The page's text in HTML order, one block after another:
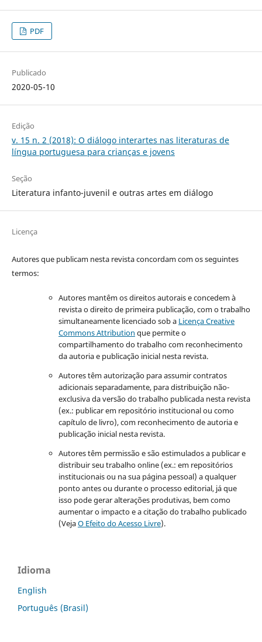
PDF
Publicado
2020-05-10
Edição
v. 15 n. 2 (2018): O diálogo interartes nas literaturas de
língua portuguesa para crianças e jovens
Seção
Literatura infanto-juvenil e outras artes em diálogo
Licença
Autores que publicam nesta revista concordam com os seguintes
termos:
Autores mantêm os direitos autorais e concedem à
revista o direito de primeira publicação, com o trabalho
simultaneamente licenciado sob a Licença Creative
Commons Attribution que permite o
compartilhamento do trabalho com reconhecimento
da autoria e publicação inicial nesta revista.
Autores têm autorização para assumir contratos
adicionais separadamente, para distribuição não-
exclusiva da versão do trabalho publicada nesta revista
(ex.: publicar em repositório institucional ou como
capítulo de livro), com reconhecimento de autoria e
publicação inicial nesta revista.
Autores têm permissão e são estimulados a publicar e
distribuir seu trabalho online (ex.: em repositórios
institucionais ou na sua página pessoal) a qualquer
ponto antes ou durante o processo editorial, já que
isso pode gerar alterações produtivas, bem como
aumentar o impacto e a citação do trabalho publicado
(VejaO Efeito do Acesso Livre).
Idioma
English
Português (Brasil)